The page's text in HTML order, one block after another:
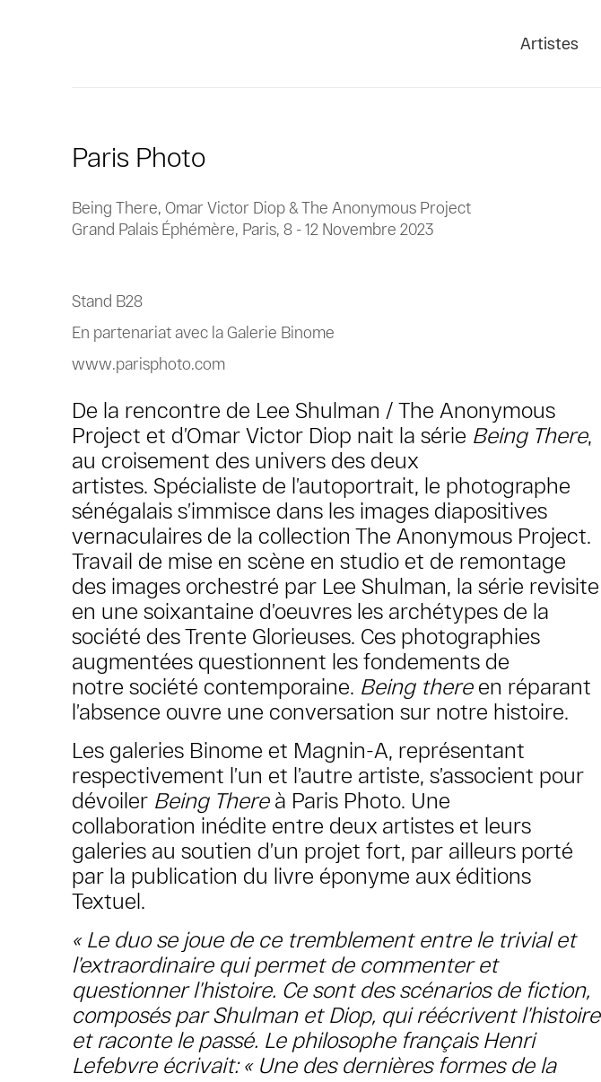
Artistes
Paris Photo
Being There, Omar Victor Diop & The Anonymous Project
Grand Palais Éphémère, Paris, 8 - 12 Novembre 2023
Stand B28
En partenariat avec la Galerie Binome
www.parisphoto.com
De la rencontre de Lee Shulman / The Anonymous
Project et d’Omar Victor Diop nait la série Being There,
au croisement des univers des deux
artistes. Spécialiste de l’autoportrait, le photographe
sénégalais s’immisce dans les images diapositives
vernaculaires de la collection The Anonymous Project.
Travail de mise en scène en studio et de remontage
des images orchestré par Lee Shulman, la série revisite
en une soixantaine d’oeuvres les archétypes de la
société des Trente Glorieuses. Ces photographies
augmentées questionnent les fondements de
notre société contemporaine. Being thereen réparant
l’absence ouvre une conversation sur notre histoire.
Les galeries Binome et Magnin-A, représentant
respectivement l’un et l’autre artiste, s’associent pour
dévoiler Being Thereà Paris Photo. Une
collaboration inédite entre deux artistes et leurs
galeries au soutien d’un projet fort, par ailleurs porté
par la publication du livre éponyme aux éditions
Textuel.
« Le duo se joue de ce tremblement entre le trivial et
l’extraordinaire qui permet de commenter et
questionner l’histoire. Ce sont des scénarios de fiction,
composés par Shulman et Diop, qui réécrivent l’histoire
et raconte le passé. Le philosophe français Henri
Lefebvre écrivait: « Une des dernières formes de la